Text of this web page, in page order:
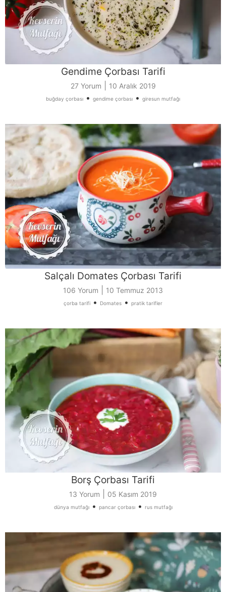
Gendime Çorbası Tarifi
27 Yorum 10 Aralık 2019
buğday çorbası • gendime çorbası • giresun mutfağı
Salçalı Domates Çorbası Tarifi
106 Yorum 10 Temmuz 2013
çorba tarifi • Domates • pratik tarifler
Borş Çorbası Tarifi
13 Yorum 05 Kasım 2019
dünya mutfağı• pancar çorbası• rus mutfağı